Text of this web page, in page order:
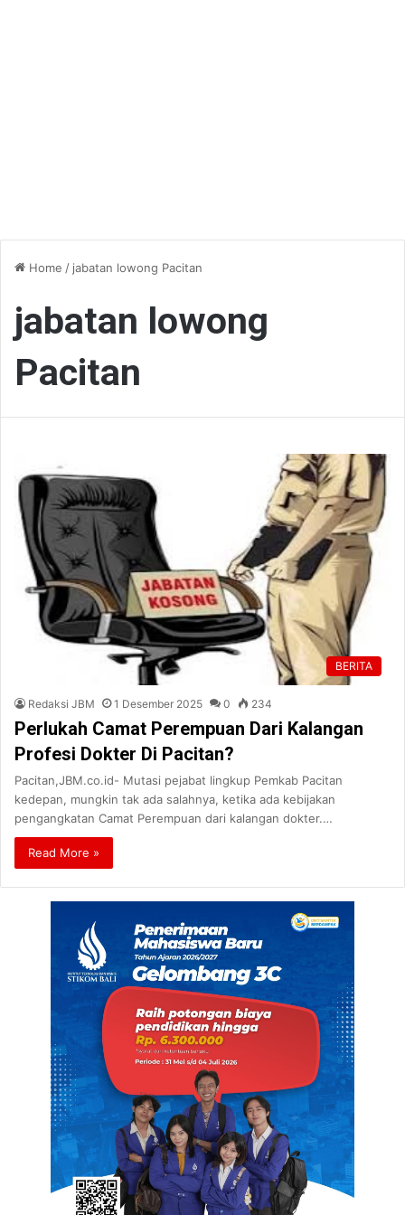
Home / jabatan lowong Pacitan
jabatan lowong
Pacitan
BERITA
Redaksi JBM 1 Desember 2025 0 234
Perlukah Camat Perempuan Dari Kalangan
Profesi Dokter Di Pacitan?
Pacitan,JBM.co.id- Mutasi pejabat lingkup Pemkab Pacitan
kedepan, mungkin tak ada salahnya, ketika ada kebijakan
pengangkatan Camat Perempuan dari kalangan dokter.…
Read More »